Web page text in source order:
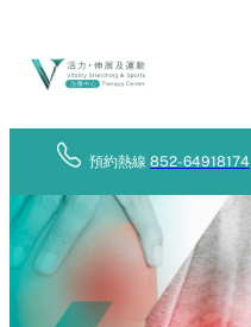
content
預約熱線852-64918174